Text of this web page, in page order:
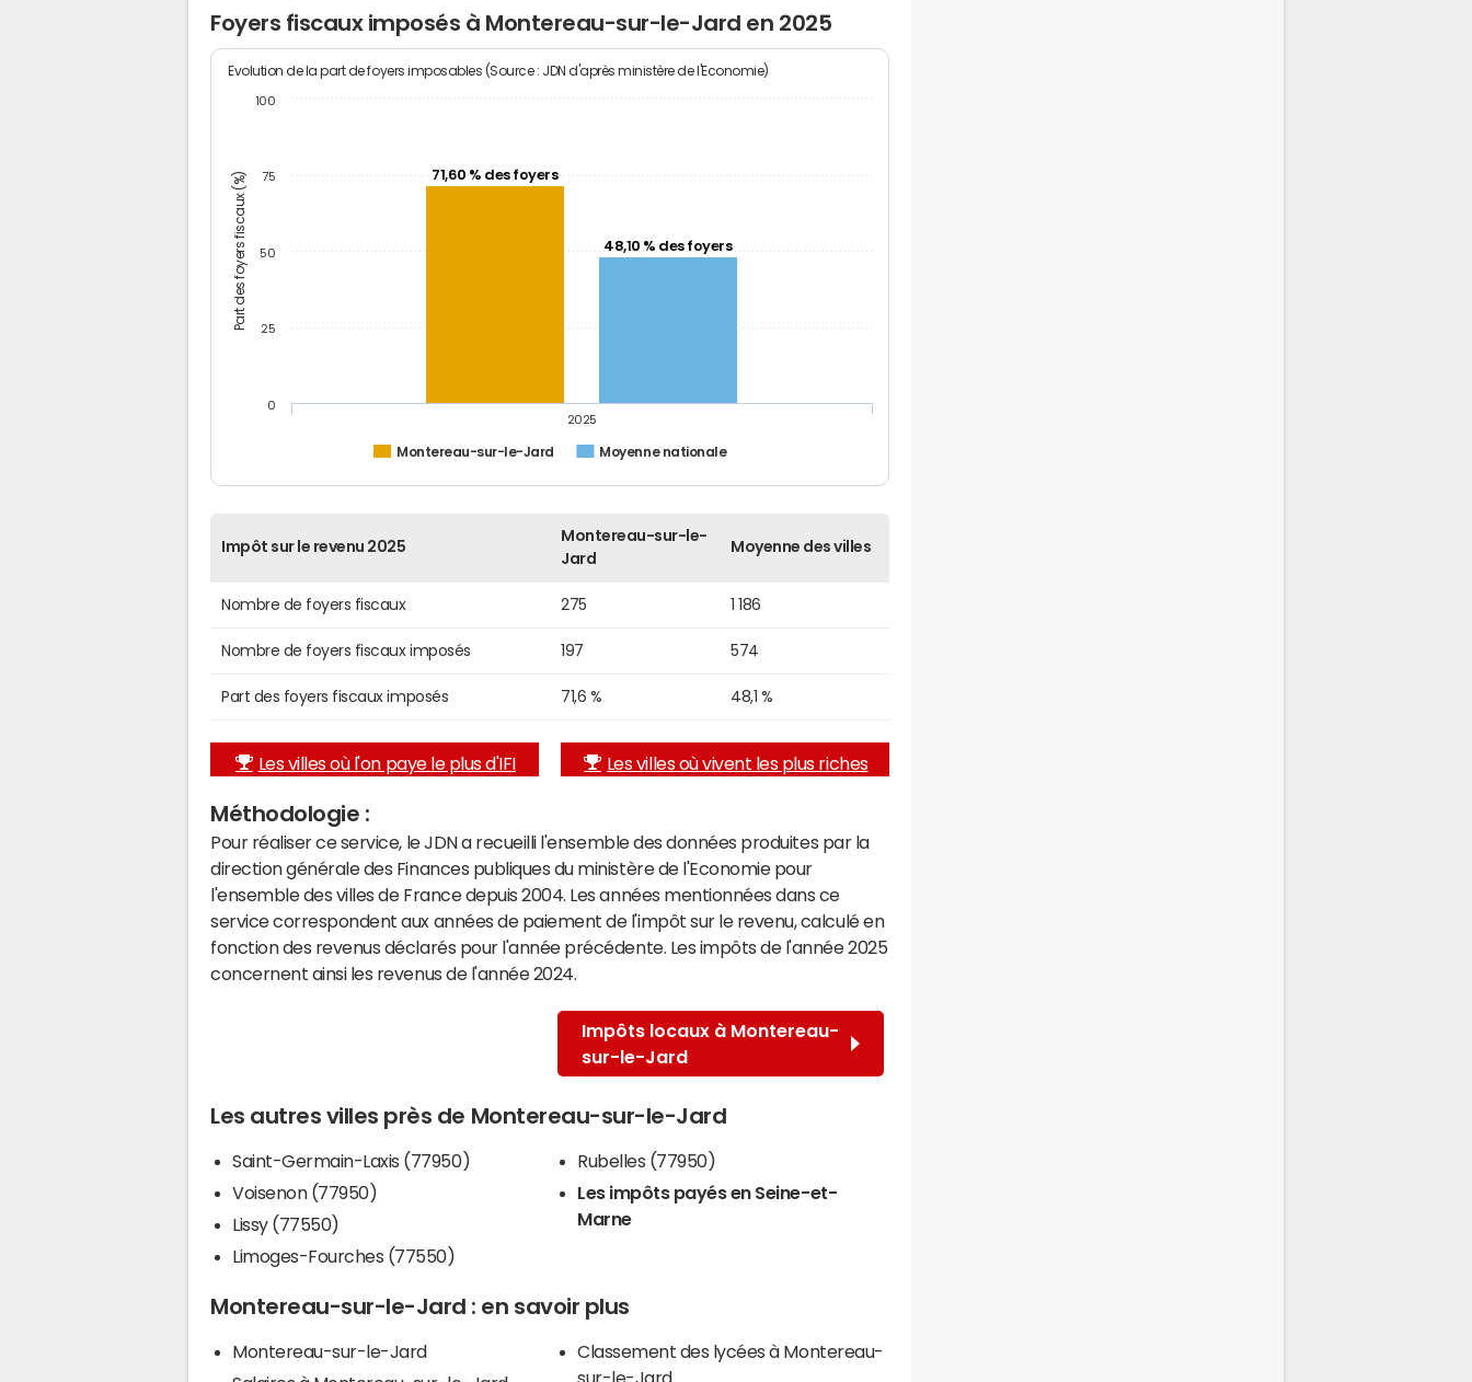
Foyers fiscaux imposés à Montereau-sur-le-Jard en 2025
Part des foyers fiscaux (%)
Evolution de la part de foyers imposables (Source : JDN d'après ministère de l'Economie)
71,60 % des foyers
48,10 % des foyers
Montereau-sur-le-Jard Moyenne nationale
2025
0
25
50
75
100
Impôt sur le revenu 2025
Montereau-sur-le-
Jard
Moyenne des villes
Nombre de foyers fiscaux 275 1 186
Nombre de foyers fiscaux imposés 197 574
Part des foyers fiscaux imposés 71,6 % 48,1 %
Les villes où l'on paye le plus d'IFI Les villes où vivent les plus riches
Méthodologie :
Pour réaliser ce service, le JDN a recueilli l'ensemble des données produites par la
direction générale des Finances publiques du ministère de l'Economie pour
l'ensemble des villes de France depuis 2004. Les années mentionnées dans ce
service correspondent aux années de paiement de l'impôt sur le revenu, calculé en
fonction des revenus déclarés pour l'année précédente. Les impôts de l'année 2025
concernent ainsi les revenus de l'année 2024.
Impôts locaux à Montereau-
sur-le-Jard
Les autres villes près de Montereau-sur-le-Jard
Saint-Germain-Laxis (77950)
Voisenon (77950)
Lissy (77550)
Limoges-Fourches (77550)
Rubelles (77950)
Les impôts payés en Seine-et-
Marne
Montereau-sur-le-Jard : en savoir plus
Montereau-sur-le-Jard
Classement des lycées à Montereau-
sur-le-Jard